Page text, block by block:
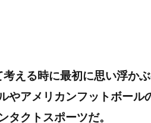
える時に最初に思い浮か
やアメリカンフットボー
タクトスポーツだ。